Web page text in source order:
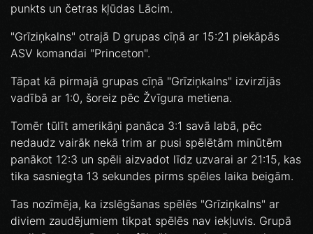
punkts un četras kļūdas Lācim.
"Grīziņkalns" otrajā D grupas cīņā ar 15:21 piekāpās
ASV komandai "Princeton".
Tāpat kā pirmajā grupas cīņā "Grīziņkalns" izvirzījās
vadībā ar 1:0, šoreiz pēc Žvīgura metiena.
Tomēr tūlīt amerikāņi panāca 3:1 savā labā, pēc
nedaudz vairāk nekā trim ar pusi spēlētām minūtēm
panākot 12:3 un spēli aizvadot līdz uzvarai ar 21:15, kas
tika sasniegta 13 sekundes pirms spēles laika beigām.
Tas nozīmēja, ka izslēgšanas spēlēs "Grīziņkalns" ar
diviem zaudējumiem tikpat spēlēs nav iekļuvis. Grupā